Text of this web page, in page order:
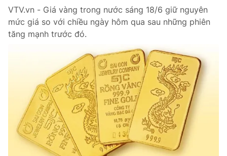
Chuyên mục khác
Emagazine Podcast
Infographic
Shorts video
VTV Money VTV Thể thao
VTV Sức khoẻ Bất động sản
VTV.vn - Giá vàng trong nước sáng 18/6 giữ nguyên
mức giá so với chiều ngày hôm qua sau những phiên
tăng mạnh trước đó.